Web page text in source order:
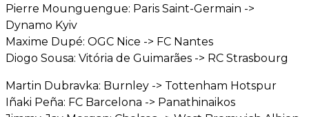
Pierre Mounguengue: Paris Saint-Germain ->
Dynamo Kyiv
Maxime Dupé: OGC Nice -> FC Nantes
Diogo Sousa: Vitória de Guimarães -> RC Strasbourg
Martin Dubravka: Burnley -> Tottenham Hotspur
Iñaki Peña: FC Barcelona -> Panathinaikos